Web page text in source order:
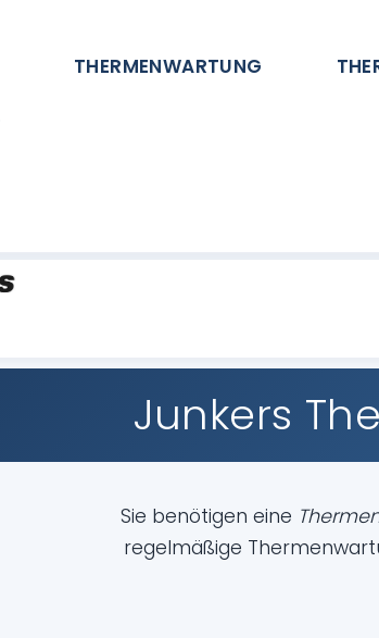
THERMENWARTUNG
Junkers
Sie benötigen eine
regelmäßige